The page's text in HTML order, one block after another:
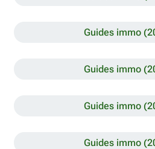
Guides immo
Guides immo
Guides immo
Guides immo